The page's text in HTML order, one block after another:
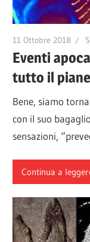
11 Ottobre 2018
Eventi
tutto il
Bene, siamo
con il suo
sensazioni,
Continua a